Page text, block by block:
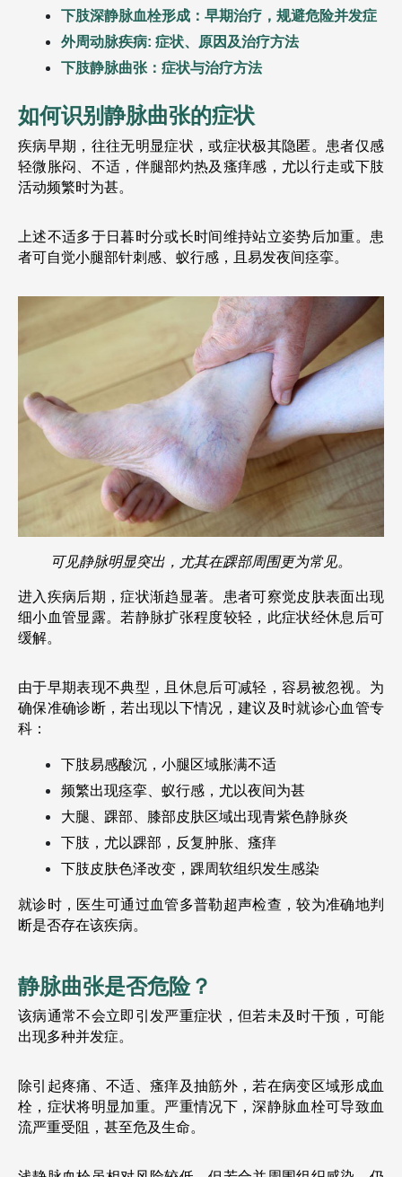
下肢深静脉血栓形成：早期治疗，规避危险并发症
外周动脉疾病: 症状、原因及治疗方法
下肢静脉曲张：症状与治疗方法
如何识别静脉曲张的症状
疾病早期，往往无明显症状，或症状极其隐匿。患者仅感
轻微胀闷、不适，伴腿部灼热及瘙痒感，尤以行走或下肢
活动频繁时为甚。
上述不适多于日暮时分或长时间维持站立姿势后加重。患
者可自觉小腿部针刺感、蚁行感，且易发夜间痉挛。
可见静脉明显突出，尤其在踝部周围更为常见。
进入疾病后期，症状渐趋显著。患者可察觉皮肤表面出现
细小血管显露。若静脉扩张程度较轻，此症状经休息后可
缓解。
由于早期表现不典型，且休息后可减轻，容易被忽视。为
确保准确诊断，若出现以下情况，建议及时就诊心血管专
科：
下肢易感酸沉，小腿区域胀满不适
频繁出现痉挛、蚁行感，尤以夜间为甚
大腿、踝部、膝部皮肤区域出现青紫色静脉炎
下肢，尤以踝部，反复肿胀、瘙痒
下肢皮肤色泽改变，踝周软组织发生感染
就诊时，医生可通过血管多普勒超声检查，较为准确地判
断是否存在该疾病。
静脉曲张是否危险？
该病通常不会立即引发严重症状，但若未及时干预，可能
出现多种并发症。
除引起疼痛、不适、瘙痒及抽筋外，若在病变区域形成血
栓，症状将明显加重。严重情况下，深静脉血栓可导致血
流严重受阻，甚至危及生命。